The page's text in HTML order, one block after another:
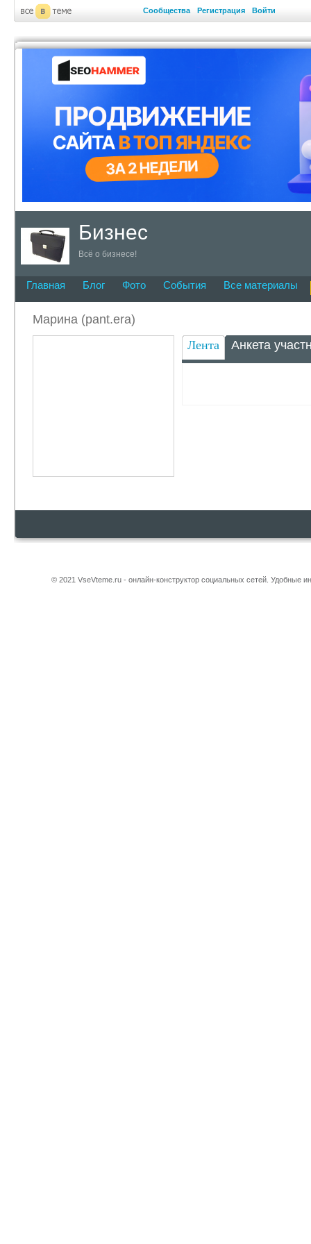
Сообщества Регистрация Войти
Бизнес
Всё о бизнесе!
Главная Блог Фото События Все материалы
Марина (pant.era)
Лента
Анкета
© 2021 VseVteme.ru - онлайн-конструктор социальных сетей. Удобные